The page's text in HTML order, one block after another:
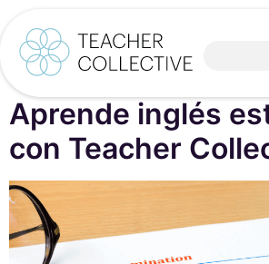
Aprende inglés
con Teacher